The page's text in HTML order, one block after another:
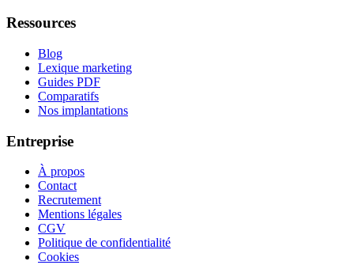
Ressources
Blog
Lexique marketing
Guides PDF
Comparatifs
Nos implantations
Entreprise
À propos
Contact
Recrutement
Mentions légales
CGV
Politique de confidentialité
Cookies